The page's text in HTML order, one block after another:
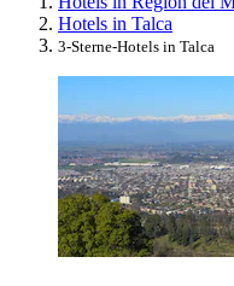
Hotels in Talca
3-Sterne-Hotels in Talca